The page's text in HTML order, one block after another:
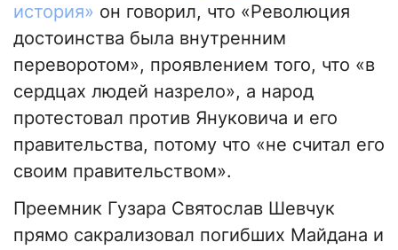
история» он говорил, что «Революция
достоинства была внутренним
переворотом», проявлением того, что «в
сердцах людей назрело», а народ
протестовал против Януковича и его
правительства, потому что «не считал его
своим правительством».
Преемник Гузара Святослав Шевчук
прямо сакрализовал погибших Майдана и